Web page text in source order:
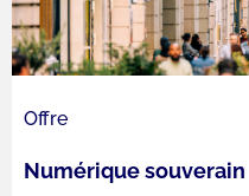
Offre
Numérique souverain